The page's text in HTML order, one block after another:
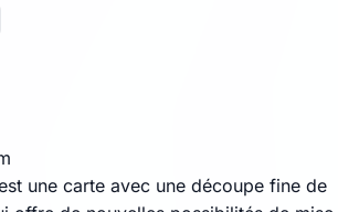
une carte avec une découpe fine de